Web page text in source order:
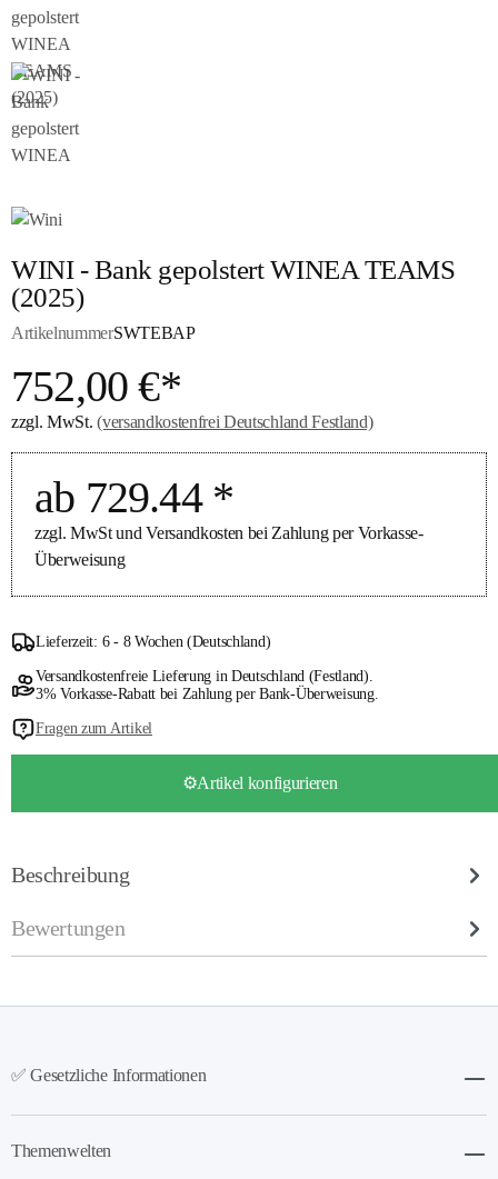
WINI - Bank gepolstert WINEA TEAMS
(2025)
ArtikelnummerSWTEBAP
752,00 €*
zzgl. MwSt.(versandkostenfrei Deutschland Festland)
ab 729.44 *
zzgl. MwSt und Versandkosten bei Zahlung per Vorkasse-
Überweisung
Lieferzeit: 6 - 8 Wochen (Deutschland)
Versandkostenfreie Lieferung in Deutschland (Festland).
3% Vorkasse-Rabatt bei Zahlung per Bank-Überweisung.
Fragen zum Artikel
⚙️Artikel konfigurieren
Beschreibung
Bewertungen
✅ Gesetzliche Informationen
Themenwelten